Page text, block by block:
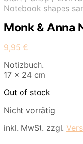
Notebook shapes
Monk & Anna
9,95 €
Notizbuch.
17 x 24 cm
Out of stock
Nicht vorrätig
inkl. MwSt. zzgl.